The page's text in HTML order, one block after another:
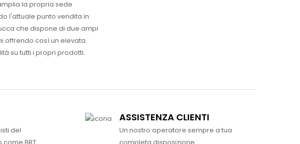
la propria sede
l'attuale punto vendita in
che dispone di due ampi
offrendo così un elevata
su tutti i propri prodotti.
del
ASSISTENZA CLIENTI
Un nostro operatore sempre a tua